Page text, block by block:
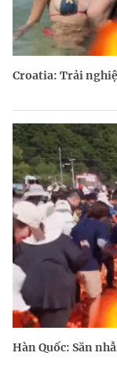
Croatia: Trải
Hàn Quốc: Săn